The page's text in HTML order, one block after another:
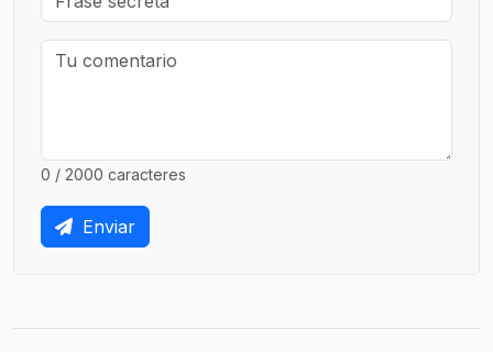
0 / 2000 caracteres
Enviar